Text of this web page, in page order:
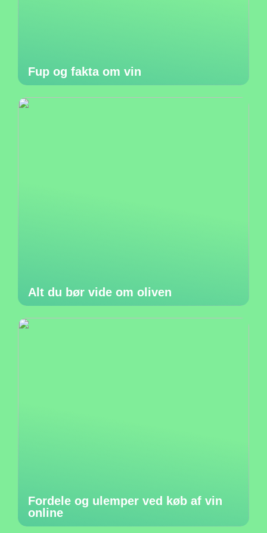
Fup og fakta om vin
Alt du bør vide om oliven
Fordele og ulemper ved køb af vin
online